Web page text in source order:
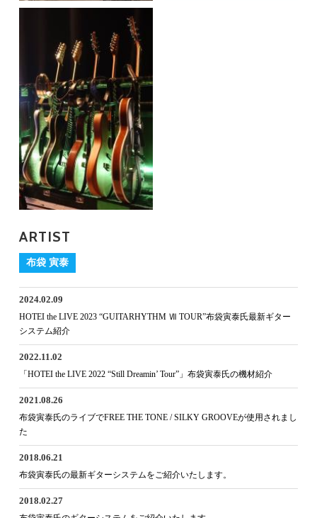
ARTIST
布袋 寅泰
2024.02.09
HOTEI the LIVE 2023 “GUITARHYTHM Ⅶ TOUR”布袋寅泰氏最新ギター
システム紹介
2022.11.02
「HOTEI the LIVE 2022 “Still Dreamin’ Tour”」布袋寅泰氏の機材紹介
2021.08.26
布袋寅泰氏のライブでFREE THE TONE / SILKY GROOVEが使用されまし
た
2018.06.21
布袋寅泰氏の最新ギターシステムをご紹介いたします。
2018.02.27